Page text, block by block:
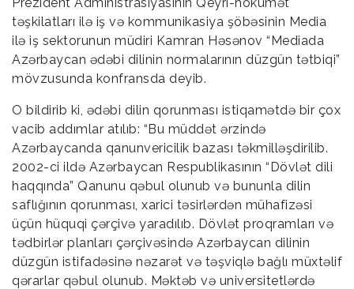
təşkilatları ilə iş və kommunikasiya şöbəsinin Media
ilə iş sektorunun müdiri Kamran Həsənov “Mediada
Azərbaycan ədəbi dilinin normalarının düzgün tətbiqi”
mövzusunda konfransda deyib.
O bildirib ki, ədəbi dilin qorunması istiqamətdə bir çox
vacib addımlar atılıb: “Bu müddət ərzində
Azərbaycanda qanunvericilik bazası təkmilləşdirilib.
2002-ci ildə Azərbaycan Respublikasının “Dövlət dili
haqqında” Qanunu qəbul olunub və bununla dilin
saflığının qorunması, xarici təsirlərdən mühafizəsi
üçün hüquqi çərçivə yaradılıb. Dövlət proqramları və
tədbirlər planları çərçivəsində Azərbaycan dilinin
düzgün istifadəsinə nəzarət və təşviqlə bağlı müxtəlif
qərarlar qəbul olunub. Məktəb və universitetlərdə